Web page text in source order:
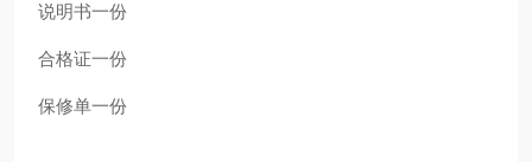
说明书一份
合格证一份
保修单一份